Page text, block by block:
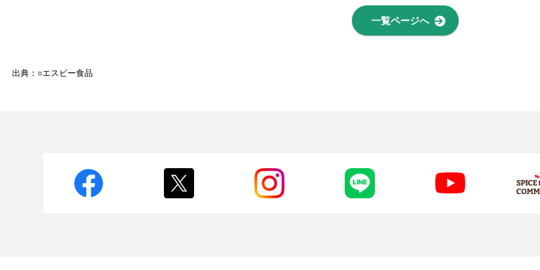
一覧ページへ
出典：○エスビー食品